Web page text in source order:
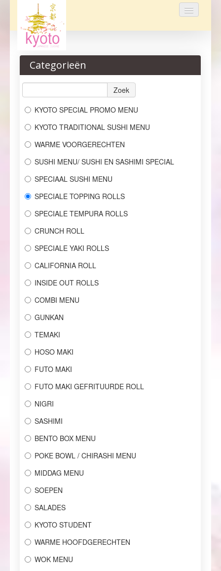
Home
Bestellen
Reservaties
Over ons
Contact
Categorieën
Zoek
KYOTO SPECIAL PROMO MENU
KYOTO TRADITIONAL SUSHI MENU
WARME VOORGERECHTEN
SUSHI MENU/ SUSHI EN SASHIMI SPECIAL
SPECIAAL SUSHI MENU
SPECIALE TOPPING ROLLS
SPECIALE TEMPURA ROLLS
CRUNCH ROLL
SPECIALE YAKI ROLLS
CALIFORNIA ROLL
INSIDE OUT ROLLS
COMBI MENU
GUNKAN
TEMAKI
HOSO MAKI
FUTO MAKI
FUTO MAKI GEFRITUURDE ROLL
NIGRI
SASHIMI
BENTO BOX MENU
POKE BOWL / CHIRASHI MENU
MIDDAG MENU
SOEPEN
SALADES
KYOTO STUDENT
WARME HOOFDGERECHTEN
WOK MENU